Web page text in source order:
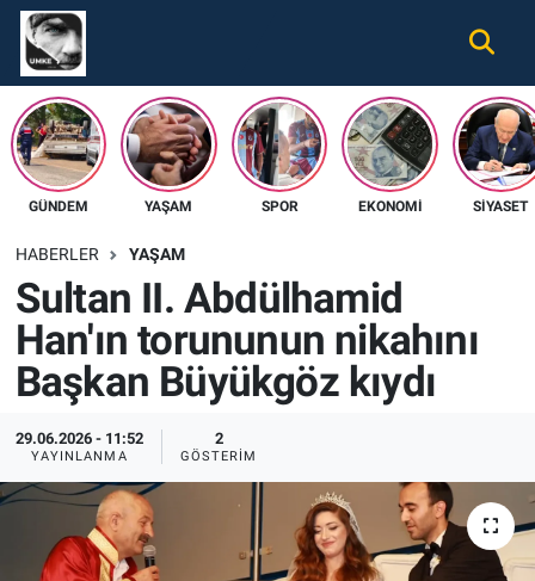
GÜNDEM YAŞAM SPOR EKONOMI SIYASET
HABERLER YAŞAM
Sultan II. Abdülhamid
Han'ın torununun nikahını
Başkan Büyükgöz kıydı
29.06.2026 - 11:52
YAYINLANMA
2
GÖSTERIM
Gündem
Ekonomi
Spor
Tüm Haberler
İletişim
Künye
Nöbetçi Eczaneler
Hava Durumu
Namaz Vakitleri
Süper Lig Puan Durumu ve Fikstür
Tüm Manşetler
Son Dakika Haberleri
Haber Arşivi